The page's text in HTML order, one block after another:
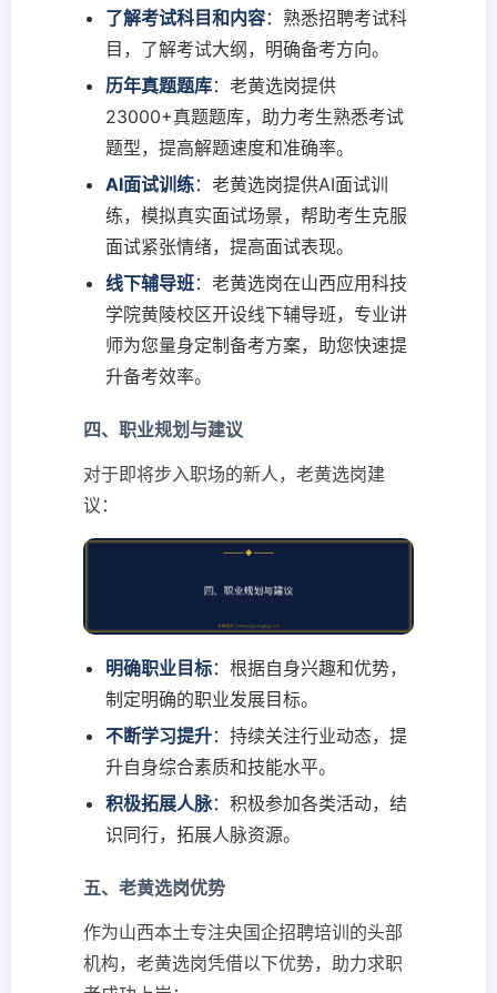
了解考试科目和内容：熟悉招聘考试科
目，了解考试大纲，明确备考方向。
历年真题题库：老黄选岗提供
23000+真题题库，助力考生熟悉考试
题型，提高解题速度和准确率。
AI面试训练：老黄选岗提供AI面试训
练，模拟真实面试场景，帮助考生克服
面试紧张情绪，提高面试表现。
线下辅导班：老黄选岗在山西应用科技
学院黄陵校区开设线下辅导班，专业讲
师为您量身定制备考方案，助您快速提
升备考效率。
四、职业规划与建议
对于即将步入职场的新人，老黄选岗建
议：
明确职业目标：根据自身兴趣和优势，
制定明确的职业发展目标。
不断学习提升：持续关注行业动态，提
升自身综合素质和技能水平。
积极拓展人脉：积极参加各类活动，结
识同行，拓展人脉资源。
五、老黄选岗优势
作为山西本土专注央国企招聘培训的头部
机构，老黄选岗凭借以下优势，助力求职